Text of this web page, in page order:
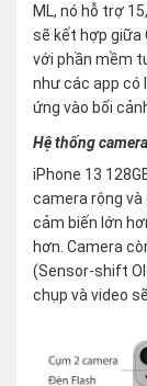
ML, nó hỗ trợ
sẽ kết hợp giữa
với phần mềm
như các app có
ứng vào bối
Hệ thống
iPhone 13
camera rộng và
cảm biến lớn
hơn. Camera
(Sensor-shift
chụp và video